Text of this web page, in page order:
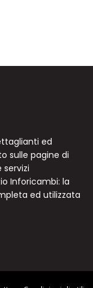
ed
sulle pagine di
servizi
Inforicambi: la
ed utilizzata